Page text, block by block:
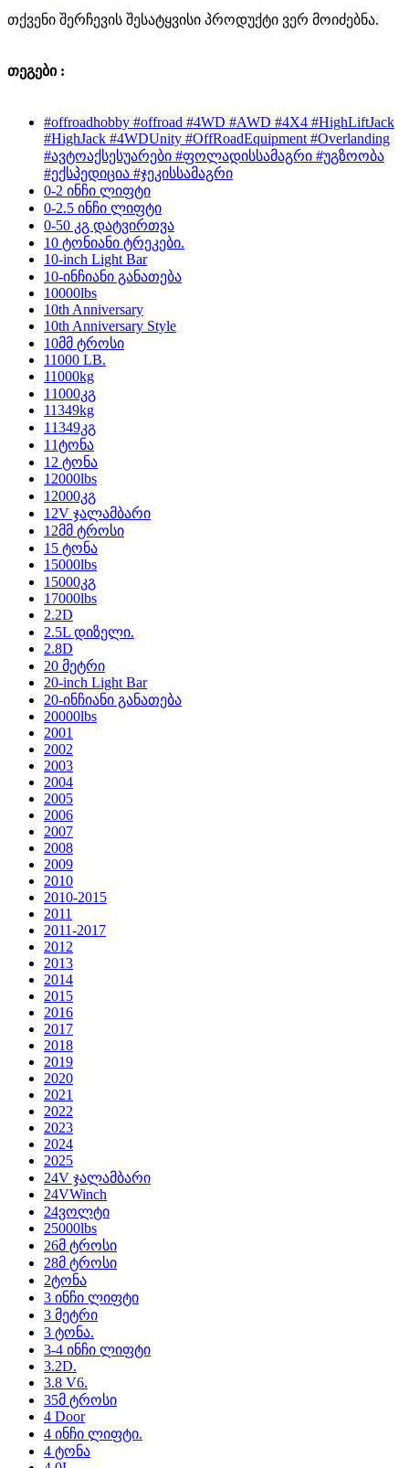
თქვენი შერჩევის შესატყვისი პროდუქტი ვერ მოიძებნა.
თეგები :
#offroadhobby #offroad #4WD #AWD #4X4 #HighLiftJack
#HighJack #4WDUnity #OffRoadEquipment #Overlanding
#ავტოაქსესუარები #ფოლადისსამაგრი #უგზოობა
#ექსპედიცია #ჯეკისსამაგრი
0-2 ინჩი ლიფტი
0-2.5 ინჩი ლიფტი
0-50 კგ დატვირთვა
10 ტონიანი ტრეკები.
10-inch Light Bar
10-ინჩიანი განათება
10000lbs
10th Anniversary
10th Anniversary Style
10მმ ტროსი
11000 LB.
11000kg
11000კგ
11349kg
11349კგ
11ტონა
12 ტონა
12000lbs
12000კგ
12V ჯალამბარი
12მმ ტროსი
15 ტონა
15000lbs
15000კგ
17000lbs
2.2D
2.5L დიზელი.
2.8D
20 მეტრი
20-inch Light Bar
20-ინჩიანი განათება
20000lbs
2001
2002
2003
2004
2005
2006
2007
2008
2009
2010
2010-2015
2011
2011-2017
2012
2013
2014
2015
2016
2017
2018
2019
2020
2021
2022
2023
2024
2025
24V ჯალამბარი
24VWinch
24ვოლტი
25000lbs
26მ ტროსი
28მ ტროსი
2ტონა
3 ინჩი ლიფტი
3 მეტრი
3 ტონა.
3-4 ინჩი ლიფტი
3.2D.
3.8 V6.
35მ ტროსი
4 Door
4 ინჩი ლიფტი.
4 ტონა